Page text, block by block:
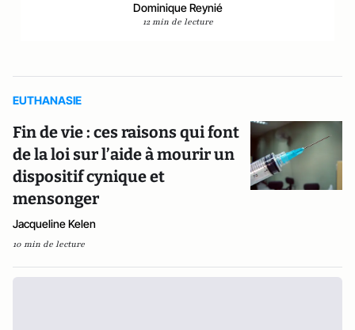
Dominique Reynié
12 min de lecture
EUTHANASIE
Fin de vie : ces raisons qui font
de la loi sur l’aide à mourir un
dispositif cynique et
mensonger
Jacqueline Kelen
10 min de lecture